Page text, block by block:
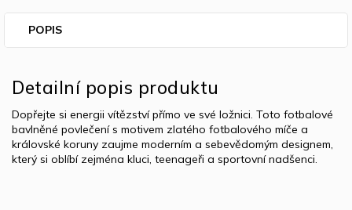
POPIS
Detailní popis produktu
Dopřejte si energii vítězství přímo ve své ložnici. Toto fotbalové
bavlněné povlečení s motivem zlatého fotbalového míče a
královské koruny zaujme moderním a sebevědomým designem,
který si oblíbí zejména kluci, teenageři a sportovní nadšenci.